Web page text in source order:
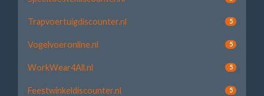
Trapvoertuigdiscounter.nl 5
Vogelvoeronline.nl 5
WorkWear4All.nl 5
Feestwinkeldiscounter.nl 5